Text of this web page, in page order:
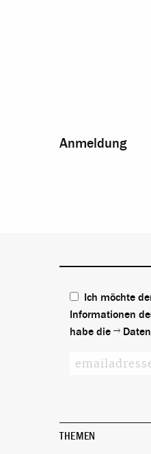
Anmeldung
Ich möchte
Informationen
habe die
THEMEN